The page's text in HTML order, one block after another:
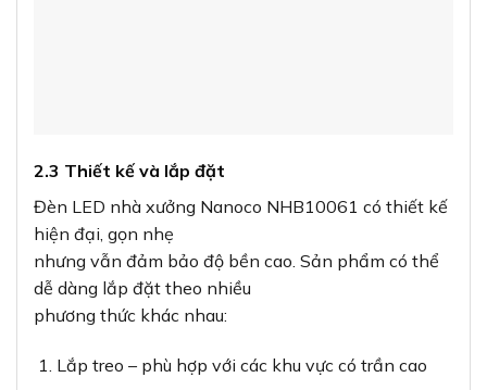
2.3 Thiết kế và lắp đặt
Đèn LED nhà xưởng Nanoco NHB10061 có thiết kế
hiện đại, gọn nhẹ
nhưng vẫn đảm bảo độ bền cao. Sản phẩm có thể
dễ dàng lắp đặt theo nhiều
phương thức khác nhau:
Lắp treo – phù hợp với các khu vực có trần cao